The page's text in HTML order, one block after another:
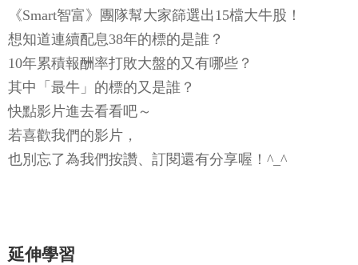
《Smart智富》團隊幫大家篩選出15檔大牛股！
想知道連續配息38年的標的是誰？
10年累積報酬率打敗大盤的又有哪些？
其中「最牛」的標的又是誰？
快點影片進去看看吧～
若喜歡我們的影片，
也別忘了為我們按讚、訂閱還有分享喔！^_^
延伸學習